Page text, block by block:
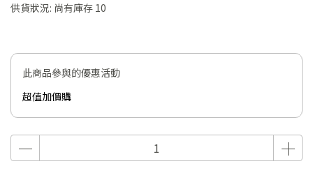
供貨狀況: 尚有庫存 10
此商品參與的優惠活動
超值加價購